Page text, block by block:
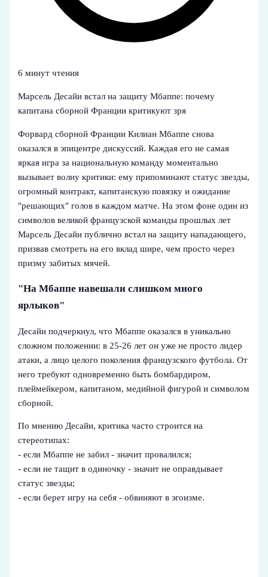
6 минут чтения
Марсель Десайи встал на защиту Мбаппе: почему
капитана сборной Франции критикуют зря
Форвард сборной Франции Килиан Мбаппе снова
оказался в эпицентре дискуссий. Каждая его не самая
яркая игра за национальную команду моментально
вызывает волну критики: ему припоминают статус звезды,
огромный контракт, капитанскую повязку и ожидание
"решающих" голов в каждом матче. На этом фоне один из
символов великой французской команды прошлых лет
Марсель Десайи публично встал на защиту нападающего,
призвав смотреть на его вклад шире, чем просто через
призму забитых мячей.
"На Мбаппе навешали слишком много
ярлыков"
Десайи подчеркнул, что Мбаппе оказался в уникально
сложном положении: в 25-26 лет он уже не просто лидер
атаки, а лицо целого поколения французского футбола. От
него требуют одновременно быть бомбардиром,
плеймейкером, капитаном, медийной фигурой и символом
сборной.
По мнению Десайи, критика часто строится на
стереотипах:
- если Мбаппе не забил - значит провалился;
- если не тащит в одиночку - значит не оправдывает
статус звезды;
- если берет игру на себя - обвиняют в эгоизме.